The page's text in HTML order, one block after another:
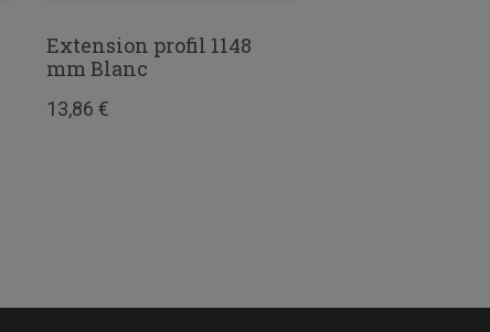
Extension profil 1148
mm Blanc
13,86 €